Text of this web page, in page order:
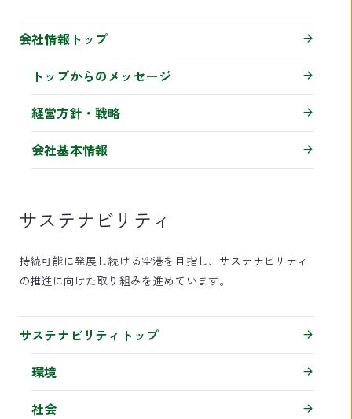
会社情報トップ
トップからのメッセージ
経営方針・戦略
会社基本情報
サステナビリティ
持続可能に発展し続ける空港を目指し、サステナビリティ
の推進に向けた取り組みを進めています。
サステナビリティトップ
環境
社会